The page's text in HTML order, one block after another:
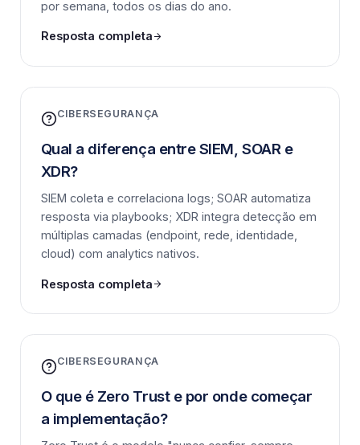
por semana, todos os dias do ano.
Resposta completa
CIBERSEGURANÇA
Qual a diferença entre SIEM, SOAR e
XDR?
SIEM coleta e correlaciona logs; SOAR automatiza
resposta via playbooks; XDR integra detecção em
múltiplas camadas (endpoint, rede, identidade,
cloud) com analytics nativos.
Resposta completa
CIBERSEGURANÇA
O que é Zero Trust e por onde começar
a implementação?